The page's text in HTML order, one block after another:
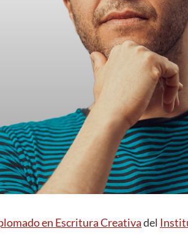
en Escritura Creativadel